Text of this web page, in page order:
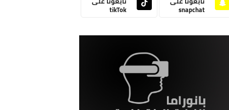
snapchat
tikTok